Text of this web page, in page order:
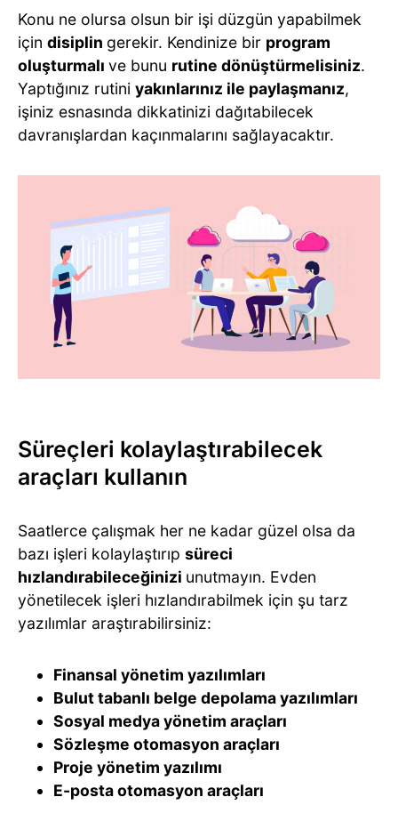
Konu ne olursa olsun bir işi düzgün yapabilmek
için disiplin gerekir. Kendinize bir program
oluşturmalı ve bunu rutine dönüştürmelisiniz.
Yaptığınız rutini yakınlarınız ile paylaşmanız,
işiniz esnasında dikkatinizi dağıtabilecek
davranışlardan kaçınmalarını sağlayacaktır.
Süreçleri kolaylaştırabilecek
araçları kullanın
Saatlerce çalışmak her ne kadar güzel olsa da
bazı işleri kolaylaştırıp süreci
hızlandırabileceğinizi unutmayın. Evden
yönetilecek işleri hızlandırabilmek için şu tarz
yazılımlar araştırabilirsiniz:
Finansal yönetim yazılımları
Bulut tabanlı belge depolama yazılımları
Sosyal medya yönetim araçları
Sözleşme otomasyon araçları
Proje yönetim yazılımı
E-posta otomasyon araçları